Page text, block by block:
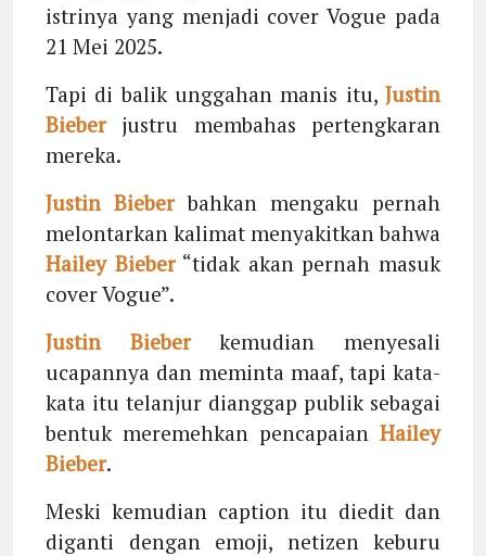
istrinya yang menjadi cover Vogue pada
21 Mei 2025.
Tapi di balik unggahan manis itu, Justin
Bieberjustru membahas pertengkaran
mereka.
Justin Bieberbahkan mengaku pernah
melontarkan kalimat menyakitkan bahwa
Hailey Bieber“tidak akan pernah masuk
cover Vogue”.
Justin Bieberkemudian menyesali
ucapannya dan meminta maaf, tapi kata-
kata itu telanjur dianggap publik sebagai
bentuk meremehkan pencapaian Hailey
Bieber.
Meski kemudian caption itu diedit dan
diganti dengan emoji, netizen keburu